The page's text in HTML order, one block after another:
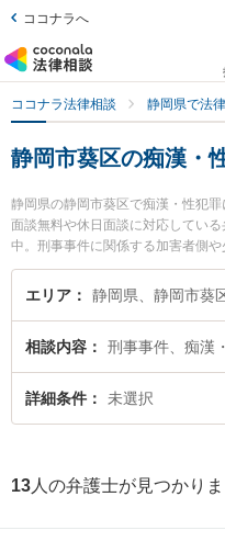
ココナラへ
ココナラ法律相談 静岡県で法
静岡市葵区の痴漢・
静岡県の静岡市葵区で痴漢・性犯
面談無料や休日面談に対応してい
中。刑事事件に関係する加害者側
での絞り込み検索もでき便利です
護士法人GoDo 静岡合同法律事務
士に相談したい』『痴漢・性犯罪
検索したい』『初回相談無料で痴
弁護士に相談予約したい』などで
エリア 静岡県、静岡市葵
相談内容 刑事事件、痴漢
詳細条件 未選択
13 人の弁護士が見つかり